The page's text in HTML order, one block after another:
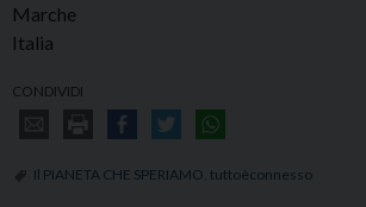
Marche
Italia
CONDIVIDI
Il PIANETA CHE SPERIAMO tuttoèconnesso